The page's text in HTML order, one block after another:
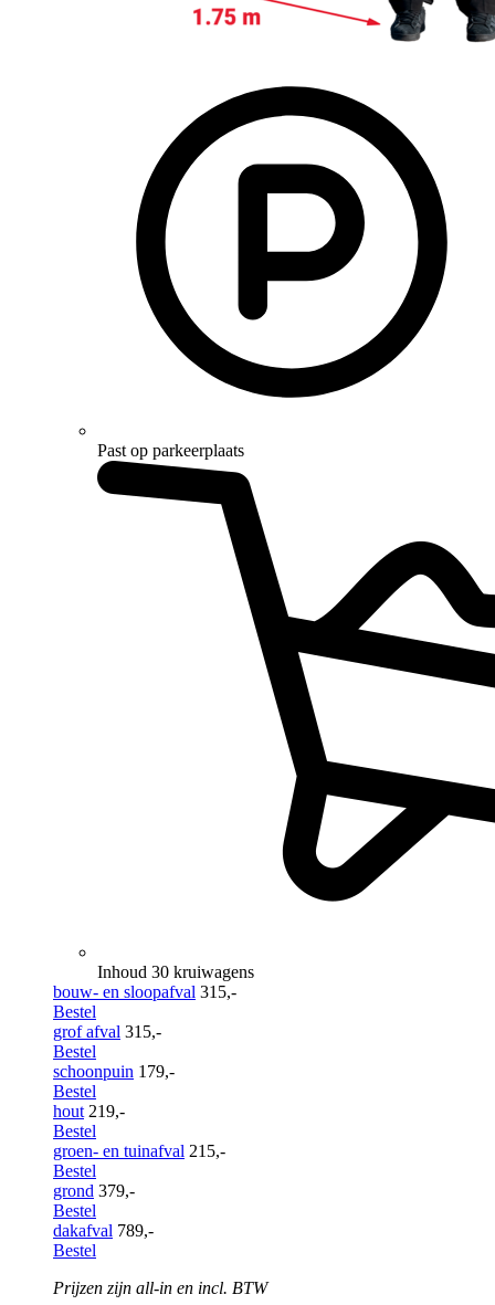
Past op parkeerplaats
Inhoud 30 kruiwagens
bouw- en sloopafval 315,-
Bestel
grof afval 315,-
Bestel
schoonpuin 179,-
Bestel
hout 219,-
Bestel
groen- en tuinafval 215,-
Bestel
grond 379,-
Bestel
dakafval 789,-
Bestel
Prijzen zijn all-in en incl. BTW